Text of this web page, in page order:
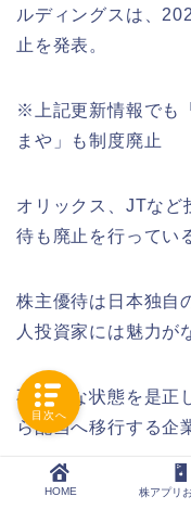
ルディングスは、
止を発表。
※上記更新情報でも
まや」も制度廃止
オリックス、JTなど
待も廃止を行ってい
株主優待は日本独自
人投資家には魅力が
不平等な状態を是正
ら配当へ移行する企
このため、将来的
HOME 株アプリ
目次へ